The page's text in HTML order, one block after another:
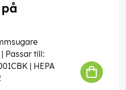
Passar till:
| HEPA